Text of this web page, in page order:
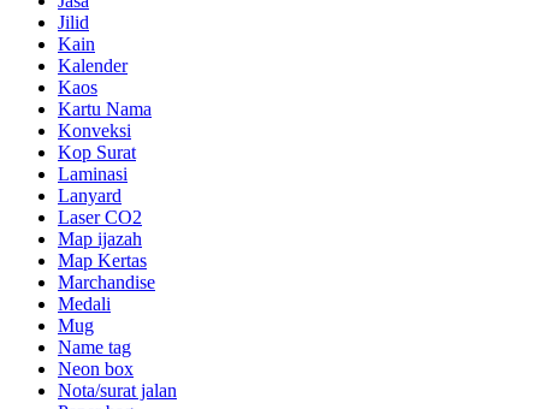
Jilid
Kain
Kalender
Kaos
Kartu Nama
Konveksi
Kop Surat
Laminasi
Lanyard
Laser CO2
Map ijazah
Map Kertas
Marchandise
Medali
Mug
Name tag
Neon box
Nota/surat jalan